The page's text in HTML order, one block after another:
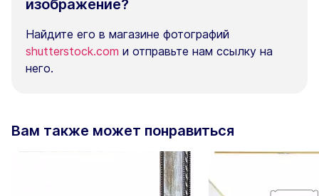
изображение?
Найдите его в магазине фотографий
shutterstock.com и отправьте нам ссылку на
него.
Вам также может понравиться